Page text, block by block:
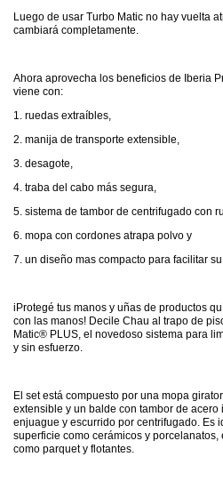
Luego de usar Turbo Matic no hay vuelta
cambiará completamente.
Ahora aprovecha los beneficios de Iberia
viene con:
1. ruedas extraíbles,
2. manija de transporte extensible,
3. desagote,
4. traba del cabo más segura,
5. sistema de tambor de centrifugado con
6. mopa con cordones atrapa polvo y
7. un diseño mas compacto para facilitar
iProtegé tus manos y uñas de productos
con las manos! Decile Chau al trapo de
Matic® PLUS, el novedoso sistema para
y sin esfuerzo.
El set está compuesto por una mopa
extensible y un balde con tambor de
enjuague y escurrido por centrifugado. Es
superficie como cerámicos y
como parquet y flotantes.